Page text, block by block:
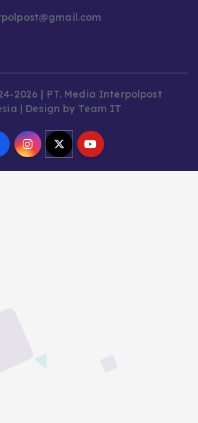
2026 | PT. Media Interpolpost
| Design by Team IT